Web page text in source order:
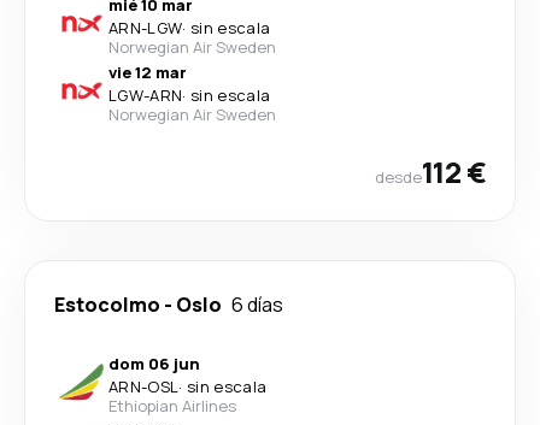
mié 10 mar
ARN-LGW· sin escala
Norwegian Air Sweden
vie 12 mar
LGW-ARN· sin escala
Norwegian Air Sweden
desde112 €
Estocolmo - Oslo 6 días
dom 06 jun
ARN-OSL· sin escala
Ethiopian Airlines